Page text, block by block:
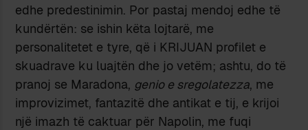
edhe predestinimin. Por pastaj mendoj edhe të
kundërtën: se ishin këta lojtarë, me
personalitetet e tyre, që i KRIJUAN profilet e
skuadrave ku luajtën dhe jo vetëm; ashtu, do të
pranoj se Maradona, genio e sregolatezza, me
improvizimet, fantazitë dhe antikat e tij, e krijoi
një imazh të caktuar për Napolin, me fuqi